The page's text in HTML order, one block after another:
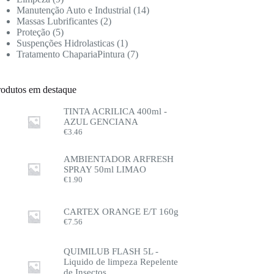
Manutenção Auto e Industrial
14
Massas Lubrificantes 2
Proteção 5
Suspenções Hidrolasticas 1
Tratamento ChapariaPintura
7
em destaque
TINTA ACRILICA 400ml -
AZUL GENCIANA
€3.46
AMBIENTADOR ARFRESH
SPRAY 50ml LIMAO
€1.90
CARTEX ORANGE E/T 160g
€7.56
QUIMILUB FLASH 5L -
Liquido de limpeza Repelente
de Insectos